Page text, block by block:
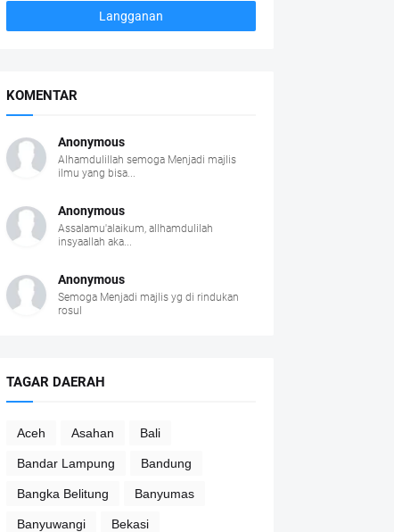
KOMENTAR
Anonymous
Alhamdulillah semoga Menjadi majlis
ilmu yang bisa...
Anonymous
Assalamu'alaikum, allhamdulilah
insyaallah aka...
Anonymous
Semoga Menjadi majlis yg di rindukan
rosul
TAGAR DAERAH
Aceh Asahan Bali
Bandar Lampung Bandung
Bangka Belitung Banyumas
Banyuwangi Bekasi